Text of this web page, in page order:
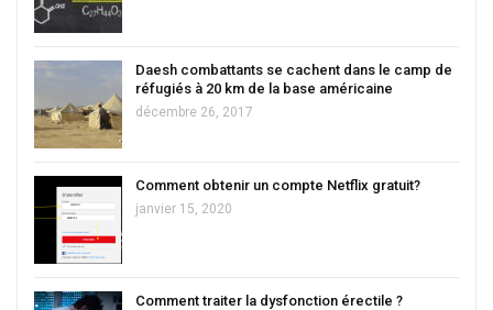
Daesh combattants se cachent dans le camp de
réfugiés à 20 km de la base américaine
décembre 26, 2017
Comment obtenir un compte Netflix gratuit?
janvier 15, 2020
Comment traiter la dysfonction érectile ?